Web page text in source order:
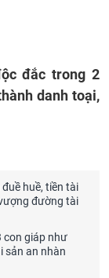
đắc trong 2
danh toại,
huề, tiền tài
đường tài
con giáp như
sản an nhàn